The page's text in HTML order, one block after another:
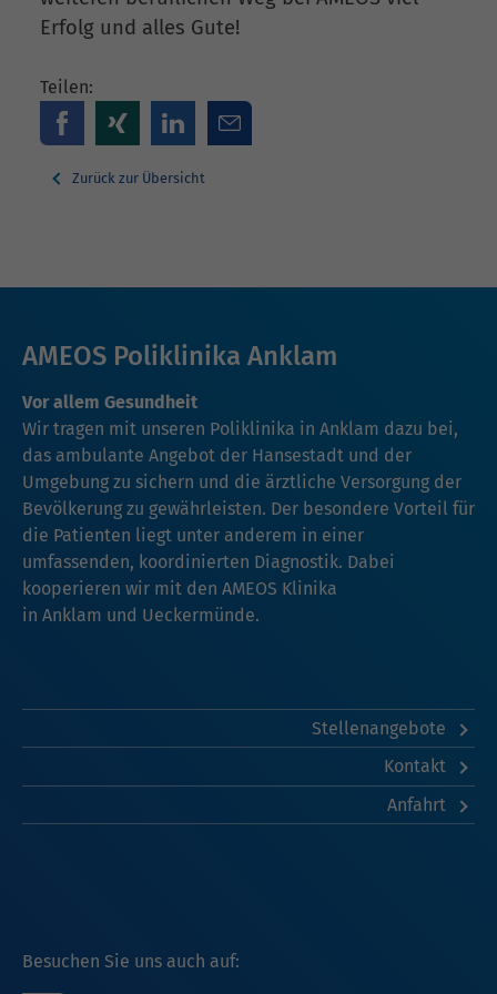
Erfolg und alles Gute!
Teilen:
Zurück zur Übersicht
AMEOS Poliklinika Anklam
Vor allem Gesundheit
Wir tragen mit unseren Poliklinika in Anklam dazu bei,
das ambulante Angebot der Hansestadt und der
Umgebung zu sichern und die ärztliche Versorgung der
Bevölkerung zu gewährleisten. Der besondere Vorteil für
die Patienten liegt unter anderem in einer
umfassenden, koordinierten Diagnostik. Dabei
kooperieren wir mit den AMEOS Klinika
in Anklam und Ueckermünde.
Stellenangebote
Kontakt
Anfahrt
Besuchen Sie uns auch auf: